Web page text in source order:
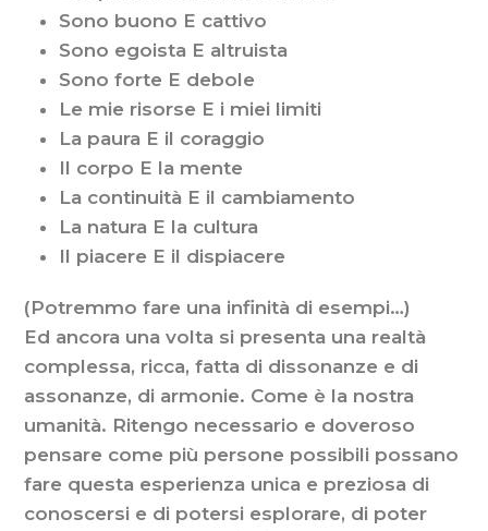
Sono buono E cattivo
Sono egoista E altruista
Sono forte E debole
Le mie risorse E i miei limiti
La paura E il coraggio
Il corpo E la mente
La continuità E il cambiamento
La natura E la cultura
Il piacere E il dispiacere
(Potremmo fare una infinità di esempi…)
Ed ancora una volta si presenta una realtà
complessa, ricca, fatta di dissonanze e di
assonanze, di armonie. Come è la nostra
umanità. Ritengo necessario e doveroso
pensare come più persone possibili possano
fare questa esperienza unica e preziosa di
conoscersi e di potersi esplorare, di poter